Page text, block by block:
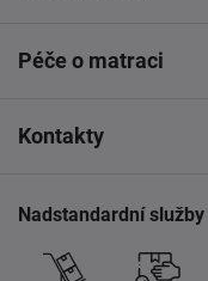
Péče o matraci
Kontakty
Nadstandardní služby